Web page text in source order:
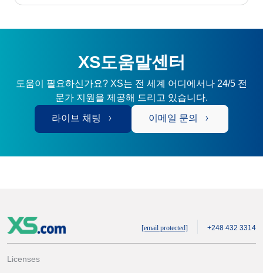
XS도움말센터
도움이 필요하신가요? XS는 전 세계 어디에서나 24/5 전
문가 지원을 제공해 드리고 있습니다.
라이브 채팅 이메일 문의
[email protected] +248 432 3314
Licenses